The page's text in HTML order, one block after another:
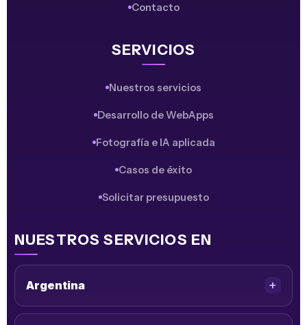
Contacto
SERVICIOS
Nuestros servicios
Desarrollo de WebApps
Fotografía e IA aplicada
Casos de éxito
Solicitar presupuesto
NUESTROS SERVICIOS EN
Argentina